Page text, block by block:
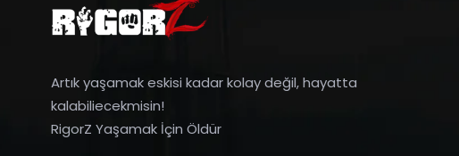
Artık yaşamak eskisi kadar kolay değil, hayatta
kalabiliecekmisin!
RigorZ Yaşamak İçin Öldür